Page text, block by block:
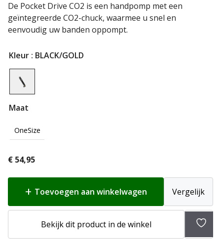
De Pocket Drive CO2 is een handpomp met een
geïntegreerde CO2-chuck, waarmee u snel en
eenvoudig uw banden oppompt.
Kleur : BLACK/GOLD
Maat
OneSize
€ 54,95
Toevoegen aan winkelwagen Vergelijk
Bekijk dit product in de winkel
aan